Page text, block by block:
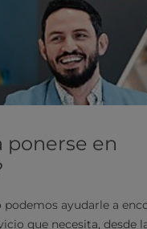
ponerse en
podemos ayudarle a
que necesita, desde